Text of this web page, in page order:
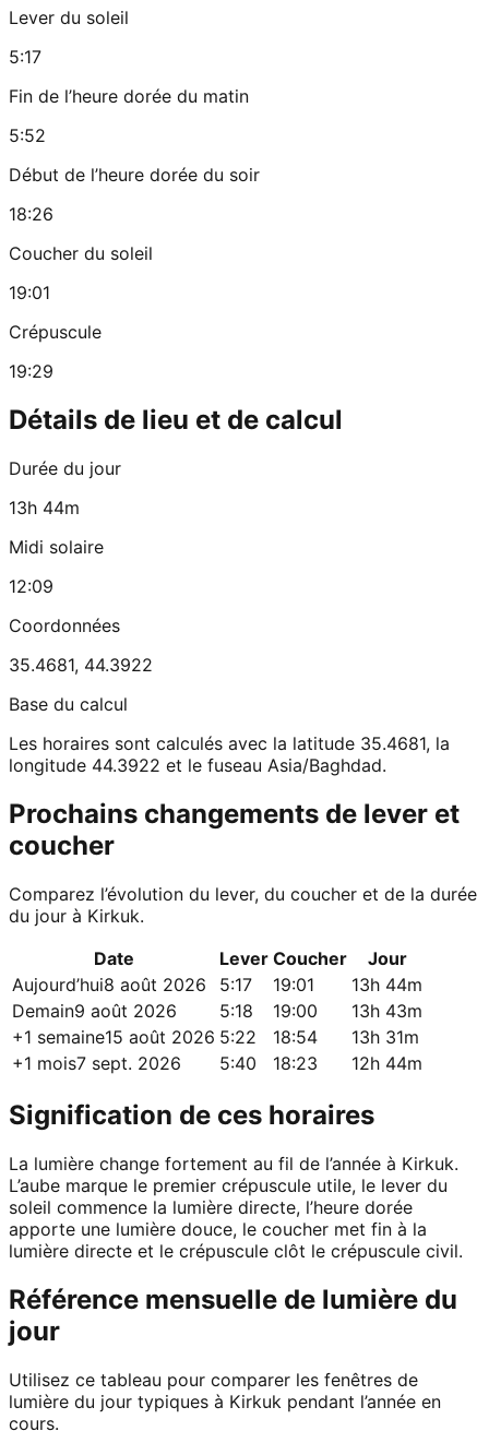
Lever du soleil
5:17
Fin de l’heure dorée du matin
5:52
Début de l’heure dorée du soir
18:26
Coucher du soleil
19:01
Crépuscule
19:29
Détails de lieu et de calcul
Durée du jour
13h 44m
Midi solaire
12:09
Coordonnées
35.4681, 44.3922
Base du calcul
Les horaires sont calculés avec la latitude 35.4681, la
longitude 44.3922 et le fuseau Asia/Baghdad.
Prochains changements de lever et
coucher
Comparez l’évolution du lever, du coucher et de la durée
du jour à Kirkuk.
Date
Lever Coucher
Jour
Aujourd’hui8 août 2026 5:17 19:01
13h 44m
Demain9 août 2026 5:18 19:00
13h 43m
+1 semaine15 août 2026 5:22 18:54
13h 31m
+1 mois7 sept. 2026 5:40 18:23 12h 44m
Signification de ces horaires
La lumière change fortement au fil de l’année à Kirkuk.
L’aube marque le premier crépuscule utile, le lever du
soleil commence la lumière directe, l’heure dorée
apporte une lumière douce, le coucher met fin à la
lumière directe et le crépuscule clôt le crépuscule civil.
Référence mensuelle de lumière du
jour
Utilisez ce tableau pour comparer les fenêtres de
lumière du jour typiques à Kirkuk pendant l’année en
cours.